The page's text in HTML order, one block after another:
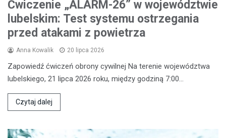
Ćwiczenie „ALARM-26” w województwie
lubelskim: Test systemu ostrzegania
przed atakami z powietrza
Anna Kowalik 20 lipca 2026
Zapowiedź ćwiczeń obrony cywilnej Na terenie województwa
lubelskiego, 21 lipca 2026 roku, między godziną 7:00…
Czytaj dalej